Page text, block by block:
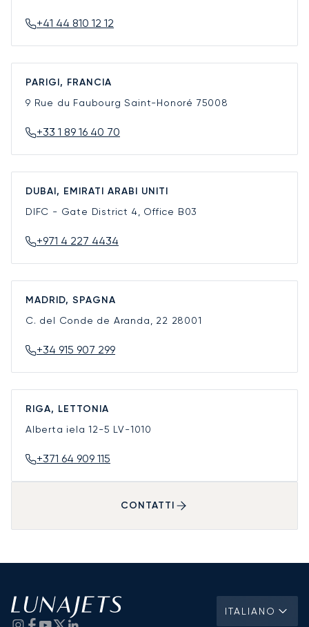
+41 44 810 12 12
PARIGI, FRANCIA
9 Rue du Faubourg Saint-Honoré 75008
+33 1 89 16 40 70
DUBAI, EMIRATI ARABI UNITI
DIFC - Gate District 4, Office B03
+971 4 227 4434
MADRID, SPAGNA
C. del Conde de Aranda, 22 28001
+34 915 907 299
RIGA, LETTONIA
Alberta iela 12-5 LV-1010
+371 64 909 115
CONTATTI
ITALIANO